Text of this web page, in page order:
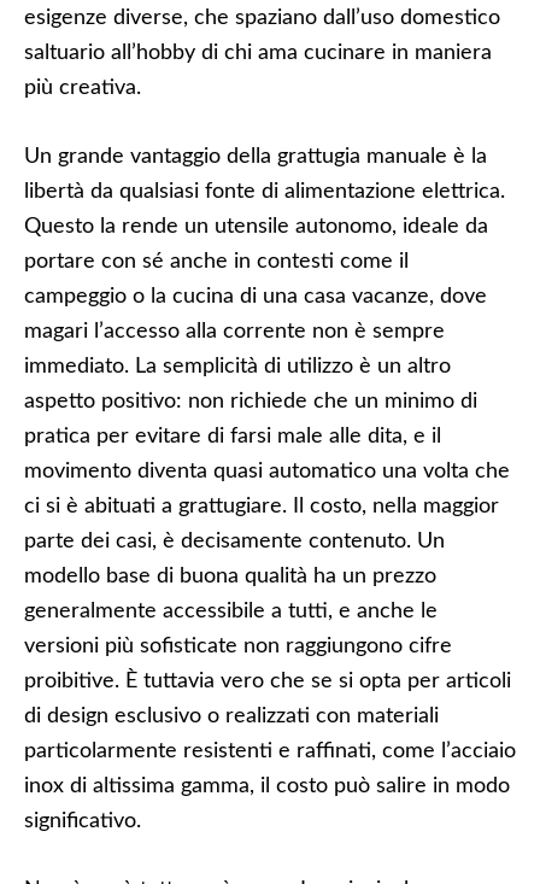
esigenze diverse, che spaziano dall’uso domestico
saltuario all’hobby di chi ama cucinare in maniera
più creativa.
Un grande vantaggio della grattugia manuale è la
libertà da qualsiasi fonte di alimentazione elettrica.
Questo la rende un utensile autonomo, ideale da
portare con sé anche in contesti come il
campeggio o la cucina di una casa vacanze, dove
magari l’accesso alla corrente non è sempre
immediato. La semplicità di utilizzo è un altro
aspetto positivo: non richiede che un minimo di
pratica per evitare di farsi male alle dita, e il
movimento diventa quasi automatico una volta che
ci si è abituati a grattugiare. Il costo, nella maggior
parte dei casi, è decisamente contenuto. Un
modello base di buona qualità ha un prezzo
generalmente accessibile a tutti, e anche le
versioni più sofisticate non raggiungono cifre
proibitive. È tuttavia vero che se si opta per articoli
di design esclusivo o realizzati con materiali
particolarmente resistenti e raffinati, come l’acciaio
inox di altissima gamma, il costo può salire in modo
significativo.